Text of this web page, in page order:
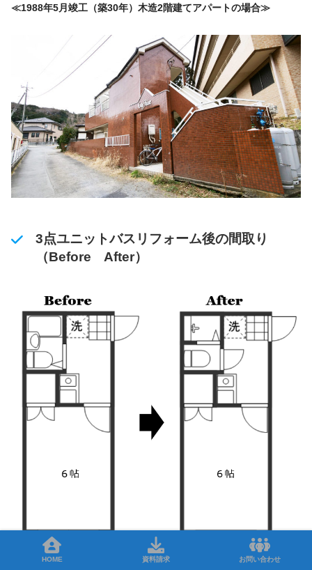
≪1988年5月竣工（築30年）木造2階建てアパートの場合≫
3点ユニットバスリフォーム後の間取り
（Before After）
HOME 資料請求 お問い合わせ